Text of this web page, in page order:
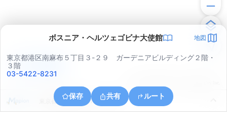
ボスニア・ヘルツェゴビナ大使館 地図
東京都港区南麻布５丁目３-２９ ガーデニアビルディング２階・
３階
03-5422-8231
保存 共有 ルート
東京都港区南青山４丁目２６
アプリで見る